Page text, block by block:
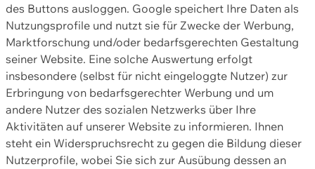
des Buttons ausloggen. Google speichert Ihre Daten als
Nutzungsprofile und nutzt sie für Zwecke der Werbung,
Marktforschung und/oder bedarfsgerechten Gestaltung
seiner Website. Eine solche Auswertung erfolgt
insbesondere (selbst für nicht eingeloggte Nutzer) zur
Erbringung von bedarfsgerechter Werbung und um
andere Nutzer des sozialen Netzwerks über Ihre
Aktivitäten auf unserer Website zu informieren. Ihnen
steht ein Widerspruchsrecht zu gegen die Bildung dieser
Nutzerprofile, wobei Sie sich zur Ausübung dessen an